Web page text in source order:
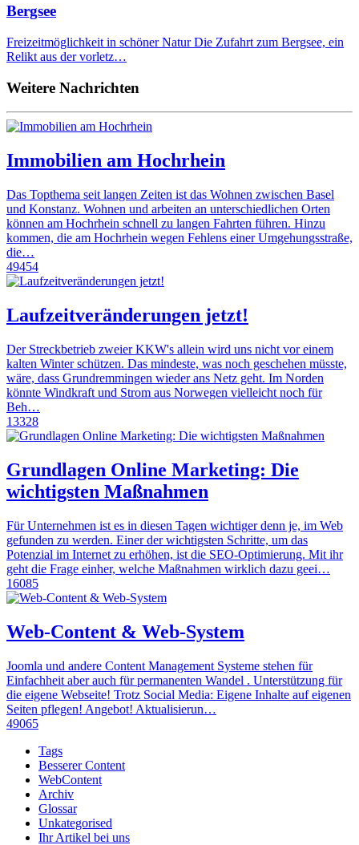
Bergsee
Freizeitmöglichkeit in schöner Natur Die Zufahrt zum Bergsee, ein
Relikt aus der vorletz…
Weitere Nachrichten
Immobilien am Hochrhein
Das Topthema seit langen Zeiten ist das Wohnen zwischen Basel
und Konstanz. Wohnen und arbeiten an unterschiedlichen Orten
können am Hochrhein schnell zu langen Fahrten führen. Hinzu
kommen, die am Hochrhein wegen Fehlens einer Umgehungsstraße,
die…
49454
Laufzeitveränderungen jetzt!
Der Streckbetrieb zweier KKW's allein wird uns nicht vor einem
kalten Winter schützen. Das mindeste, was noch geschehen müsste,
wäre, dass Grundremmingen wieder ans Netz geht. Im Norden
könnte Windkraft und Strom aus Norwegen vielleicht noch für
Beh…
13328
Grundlagen Online Marketing: Die
wichtigsten Maßnahmen
Für Unternehmen ist es in diesen Tagen wichtiger denn je, im Web
gefunden zu werden. Einer der wichtigsten Schritte, um das
Potenzial im Internet zu erhöhen, ist die SEO-Optimierung. Mit ihr
geht die Frage einher, welche Maßnahmen wirklich dazu geei…
16085
Web-Content & Web-System
Joomla und andere Content Management Systeme stehen für
Einfachheit aber auch für permanenten Wandel . Unterstützung für
die eigene Webseite! Trotz Social Media: Eigene Inhalte auf eigenen
Seiten pflegen! Angebot! Aktualisierun…
49065
Tags
Besserer Content
WebContent
Archiv
Glossar
Unkategorised
Ihr Artikel bei uns